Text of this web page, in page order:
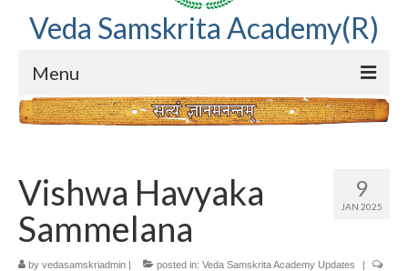
Veda Samskrita Academy(R)
Menu
Home
Correnspondence
Veda Samskrita Academy Updates
9
JAN 2025
Vishwa Havyaka
Sammelana
by vedasamskriadmin | posted in: Veda Samskrita Academy Updates |